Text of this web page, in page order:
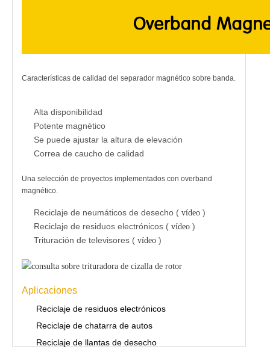
Características de calidad del separador magnético sobre banda.
Alta disponibilidad
Potente magnético
Se puede ajustar la altura de elevación
Correa de caucho de calidad
Una selección de proyectos implementados con overband
magnético.
Reciclaje de neumáticos de desecho ( vídeo )
Reciclaje de residuos electrónicos ( vídeo )
Trituración de televisores ( vídeo )
Aplicaciones
Reciclaje de residuos electrónicos
Reciclaje de chatarra de autos
Reciclaje de llantas de desecho